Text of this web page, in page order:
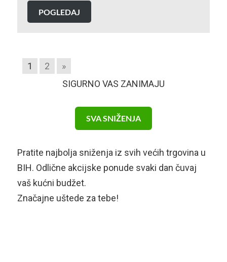
POGLEDAJ
1 2
»
SIGURNO VAS ZANIMAJU
SVA SNIŽENJA
Pratite najbolja sniženja iz svih većih trgovina u
BIH. Odlične akcijske ponude svaki dan čuvaj
vaš kućni budžet.
Značajne uštede za tebe!